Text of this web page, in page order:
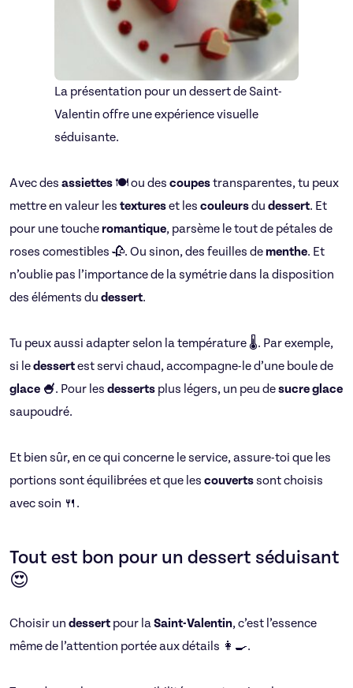
La présentation pour un dessert de Saint-
Valentin offre une expérience visuelle
séduisante.
Avec des assiettes 🍽️ ou des coupestransparentes, tu peux
mettre en valeur les textureset les couleursdu dessert. Et
pour une toucheromantique, parsème le tout de pétales de
roses comestibles 🥀. Ou sinon, des feuilles dementhe. Et
n’oublie pas l’importance de la symétrie dans la disposition
des éléments du dessert.
Tu peux aussi adapter selon la température 🌡️. Par exemple,
si ledessertest servi chaud, accompagne-le d’une boule de
glace 🍧. Pour les desserts plus légers, un peu desucre glace
saupoudré.
Et bien sûr, en ce qui concerne le service, assure-toi que les
portions sont équilibrées et que les couvertssont choisis
avec soin 🍴.
Tout est bon pour un dessert séduisant
😍
Choisir un dessert pour laSaint-Valentin, c’est l’essence
même de l’attention portée aux détails 👩‍🍳.